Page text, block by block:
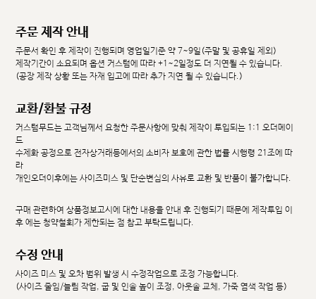
주문 제작 안내
주문서 확인 후 제작이 진행되며 영업일기준 약 7~9일(주말 및 공휴일 제외)
제작기간이 소요되며 옵션 커스텀에 따라 +1~2일정도 더 지연될 수 있습니다.
(공장 제작 상황 또는 자재 입고에 따라 추가 지연 될 수 있습니다.)
교환/환불 규정
커스텀무드는 고객님께서 요청한 주문사항에 맞춰 제작이 투입되는 1:1 오더메이
드
수제화 공정으로 전자상거래등에서의 소비자 보호에 관한 법률 시행령 21조에 따
라
개인오더이후에는 사이즈미스 및 단순변심의 사유로 교환 및 반품이 불가합니다.
구매 관련하여 상품정보고시에 대한 내용을 안내 후 진행되기 때문에 제작투입 이
후 에는 청약철회가 제한되는 점 참고 부탁드립니다.
수정 안내
사이즈 미스 및 오차 범위 발생 시 수정작업으로 조정 가능합니다.
(사이즈 줄임/늘림 작업, 굽 및 인솔 높이 조정, 아웃솔 교체, 가죽 염색 작업 등)